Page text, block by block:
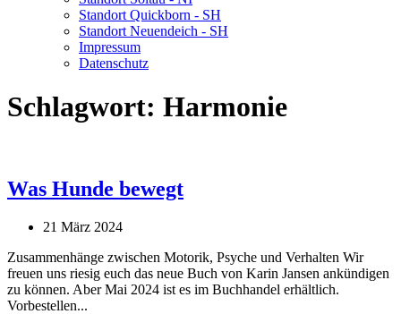
Standort Quickborn - SH
Standort Neuendeich - SH
Impressum
Datenschutz
Schlagwort: Harmonie
Was Hunde bewegt
21 März 2024
Zusammenhänge zwischen Motorik, Psyche und Verhalten Wir
freuen uns riesig euch das neue Buch von Karin Jansen ankündigen
zu können. Aber Mai 2024 ist es im Buchhandel erhältlich.
Vorbestellen...